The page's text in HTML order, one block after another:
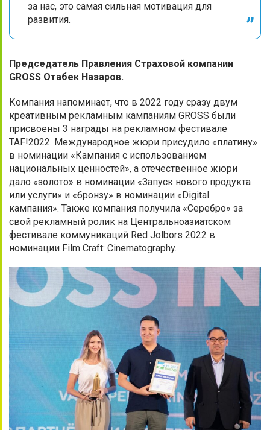
за нас, это самая сильная мотивация для
развития.
Председатель Правления Страховой компании
GROSS Отабек Назаров.
Компания напоминает, что в 2022 году сразу двум
креативным рекламным кампаниям GROSS были
присвоены 3 награды на рекламном фестивале
TAF!2022. Международное жюри присудило «платину»
в номинации «Кампания с использованием
национальных ценностей», а отечественное жюри
дало «золото» в номинации «Запуск нового продукта
или услуги» и «бронзу» в номинации «Digital
кампания». Также компания получила «Серебро» за
свой рекламный ролик на Центральноазиатском
фестивале коммуникаций Red Jolbors 2022 в
номинации Film Craft: Cinematography.